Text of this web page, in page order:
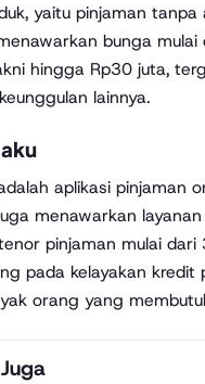
yaitu pinjaman
bunga
hingga Rp30 juta,
lainnya.
aplikasi pinjaman
menawarkan
pinjaman mulai
pada kelayakan kredit
orang yang